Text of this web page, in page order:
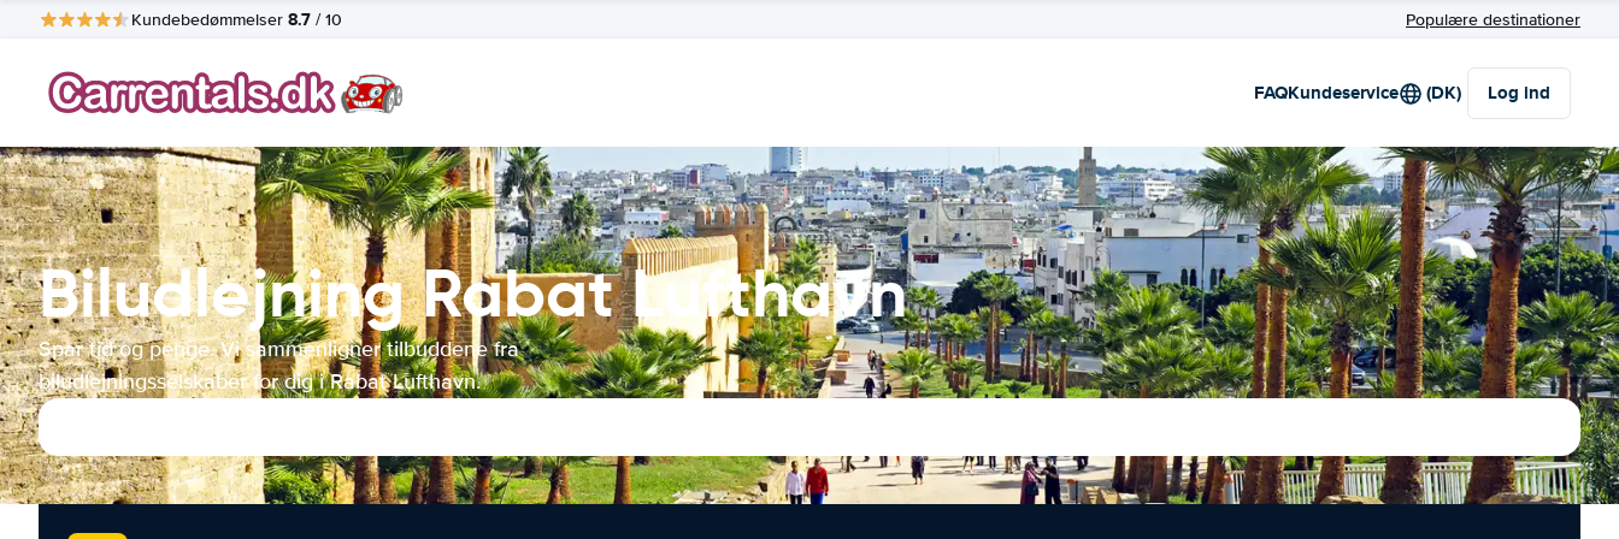
Kundebedømmelser 8.7 / 10 Populære destinationer
FAQKundeservice (DK) Log ind
Biludlejning Rabat Lufthavn
Spar tid og penge. Vi sammenligner tilbuddene fra
biludlejningsselskaber for dig i Rabat Lufthavn.